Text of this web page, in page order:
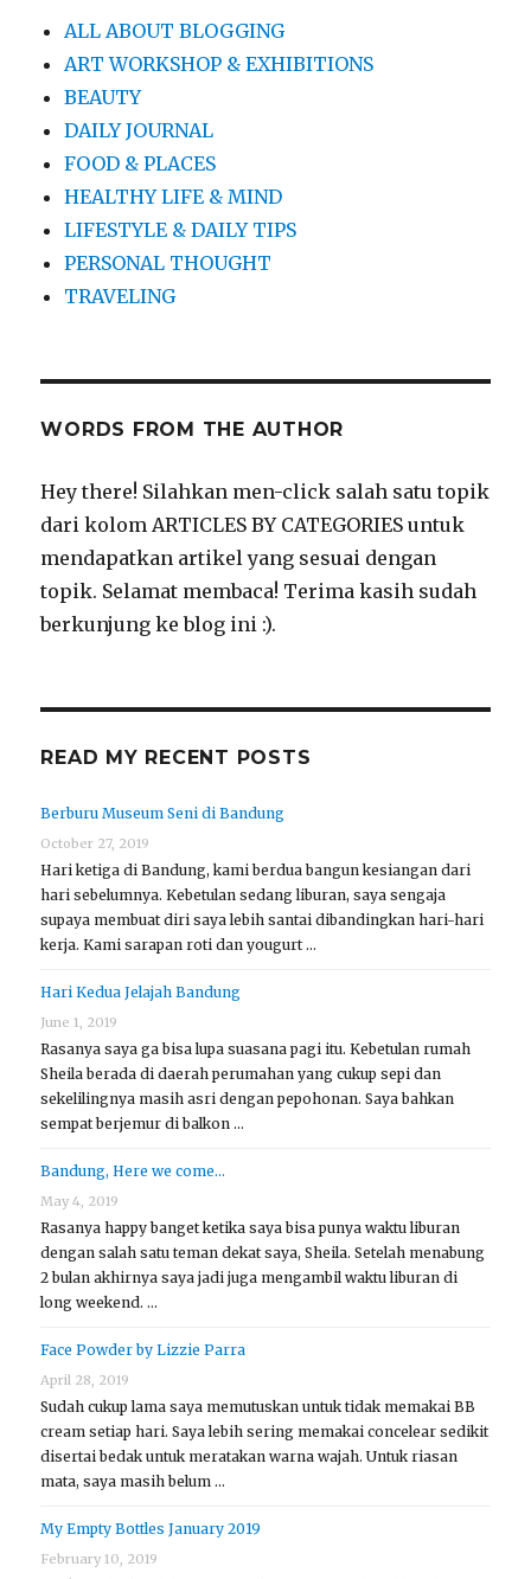
ALL ABOUT BLOGGING
ART WORKSHOP & EXHIBITIONS
BEAUTY
DAILY JOURNAL
FOOD & PLACES
HEALTHY LIFE & MIND
LIFESTYLE & DAILY TIPS
PERSONAL THOUGHT
TRAVELING
WORDS FROM THE AUTHOR
Hey there! Silahkan men-click salah satu topik
dari kolom ARTICLES BY CATEGORIES untuk
mendapatkan artikel yang sesuai dengan
topik. Selamat membaca! Terima kasih sudah
berkunjung ke blog ini :).
READ MY RECENT POSTS
Berburu Museum Seni di Bandung
October 27, 2019
Hari ketiga di Bandung, kami berdua bangun kesiangan dari
hari sebelumnya. Kebetulan sedang liburan, saya sengaja
supaya membuat diri saya lebih santai dibandingkan hari-hari
kerja. Kami sarapan roti dan yougurt …
Hari Kedua Jelajah Bandung
June 1, 2019
Rasanya saya ga bisa lupa suasana pagi itu. Kebetulan rumah
Sheila berada di daerah perumahan yang cukup sepi dan
sekelilingnya masih asri dengan pepohonan. Saya bahkan
sempat berjemur di balkon …
Bandung, Here we come…
May 4, 2019
Rasanya happy banget ketika saya bisa punya waktu liburan
dengan salah satu teman dekat saya, Sheila. Setelah menabung
2 bulan akhirnya saya jadi juga mengambil waktu liburan di
long weekend. …
Face Powder by Lizzie Parra
April 28, 2019
Sudah cukup lama saya memutuskan untuk tidak memakai BB
cream setiap hari. Saya lebih sering memakai concelear sedikit
disertai bedak untuk meratakan warna wajah. Untuk riasan
mata, saya masih belum …
My Empty Bottles January 2019
February 10, 2019